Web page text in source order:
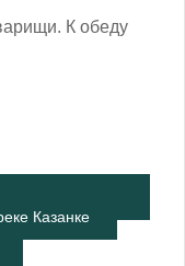
К обеду
Казанке